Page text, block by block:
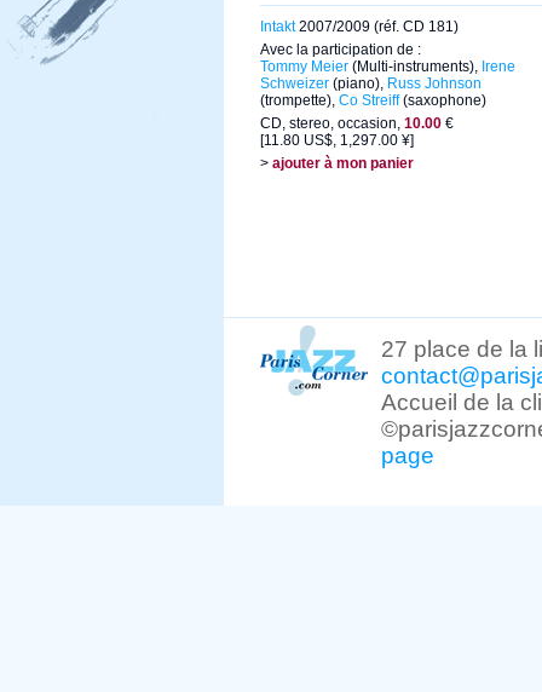
Intakt2007/2009 (réf. CD 181)
Avec la participation de :
Tommy Meier (Multi-instruments), Irene
Schweizer (piano), Russ Johnson
(trompette), Co Streiff(saxophone)
CD, stereo, occasion, 10.00 €
[11.80 US$, 1,297.00 ¥]
> ajouter à mon panier
27 place de la
Accueil de la
page